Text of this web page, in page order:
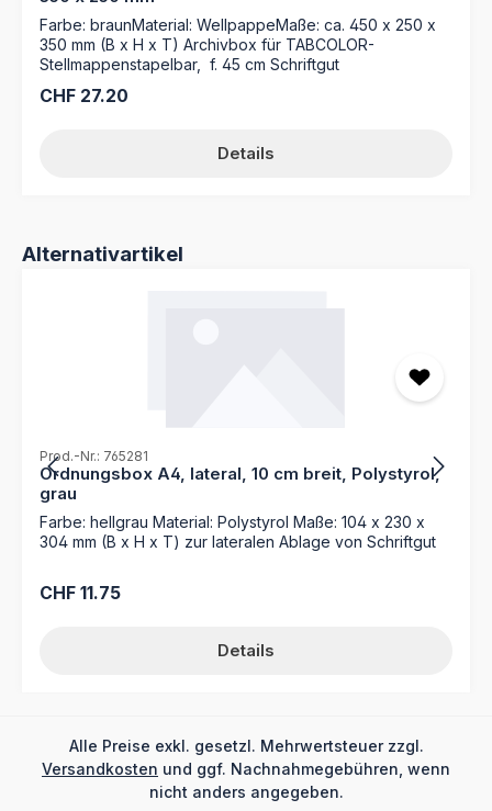
Farbe: braunMaterial: WellpappeMaße: ca. 450 x 250 x
350 mm (B x H x T) Archivbox für TABCOLOR-
Stellmappenstapelbar, f. 45 cm Schriftgut
Regulärer Preis:
CHF 27.20
Details
Produktgalerie überspringen
Alternativartikel
Prod.-Nr.: 765281
Ordnungsbox A4, lateral, 10 cm breit, Polystyrol,
grau
Farbe: hellgrau Material: Polystyrol Maße: 104 x 230 x
304 mm (B x H x T) zur lateralen Ablage von Schriftgut
Regulärer Preis:
CHF 11.75
Details
Alle Preise exkl. gesetzl. Mehrwertsteuer zzgl.
Versandkosten und ggf. Nachnahmegebühren, wenn
nicht anders angegeben.